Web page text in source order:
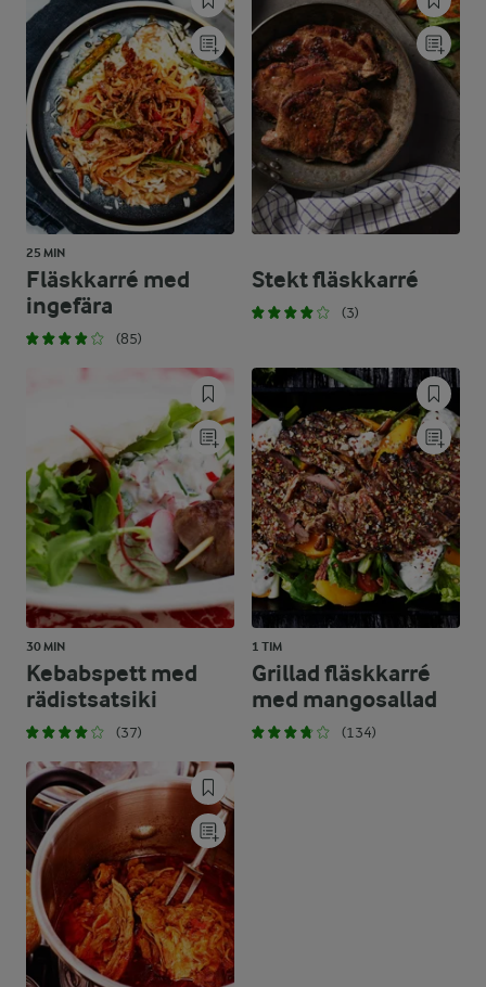
25 MIN
Fläskkarré med
ingefära
(85)
Stekt fläskkarré
(3)
30 MIN
Kebabspett med
rädistsatsiki
(37)
1 TIM
Grillad fläskkarré
med mangosallad
(134)